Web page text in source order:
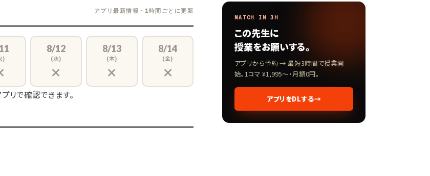
アプリ最新情報・1時間ごとに更新
)
8/12
(水)
×
8/13
(木)
×
8/14
(金)
×
リで確認できます。
MATCH IN 3H
この先生に
授業をお願いする。
アプリから予約 → 最短3時間で授業開
始。1コマ ¥1,995〜・月額0円。
アプリをDLする→